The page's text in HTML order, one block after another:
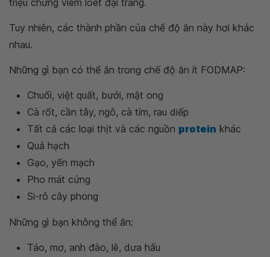
Tuy nhiên, các thành phần của chế độ ăn này hơi khác
nhau.
Những gì bạn có thể ăn trong chế độ ăn ít FODMAP:
Chuối, việt quất, bưởi, mật ong
Cà rốt, cần tây, ngô, cà tím, rau diếp
Tất cả các loại thịt và các nguồn protein khác
Quả hạch
Gạo, yến mạch
Pho mát cứng
Si-rô cây phong
Những gì bạn không thể ăn:
Táo, mơ, anh đào, lê, dưa hấu